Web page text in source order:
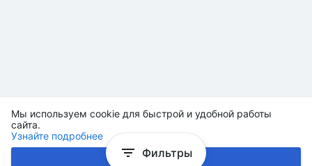
Мы используем cookie для быстрой и удобной работы
сайта.
Узнайте подробнее
Хорошо
Фильтры